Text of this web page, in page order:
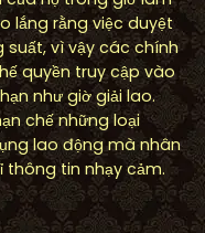
lắng rằng việc duyệt
suất, vì vậy các chính
quyền truy cập vào
như giờ giải lao.
chế những loại
lao động mà nhân
thông tin nhạy cảm.